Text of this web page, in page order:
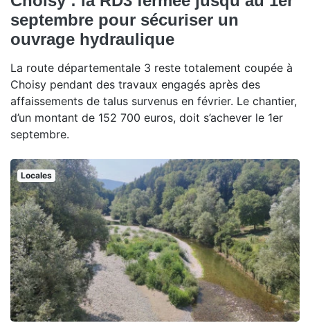
septembre pour sécuriser un
ouvrage hydraulique
La route départementale 3 reste totalement coupée à
Choisy pendant des travaux engagés après des
affaissements de talus survenus en février. Le chantier,
d’un montant de 152 700 euros, doit s’achever le 1er
septembre.
Locales